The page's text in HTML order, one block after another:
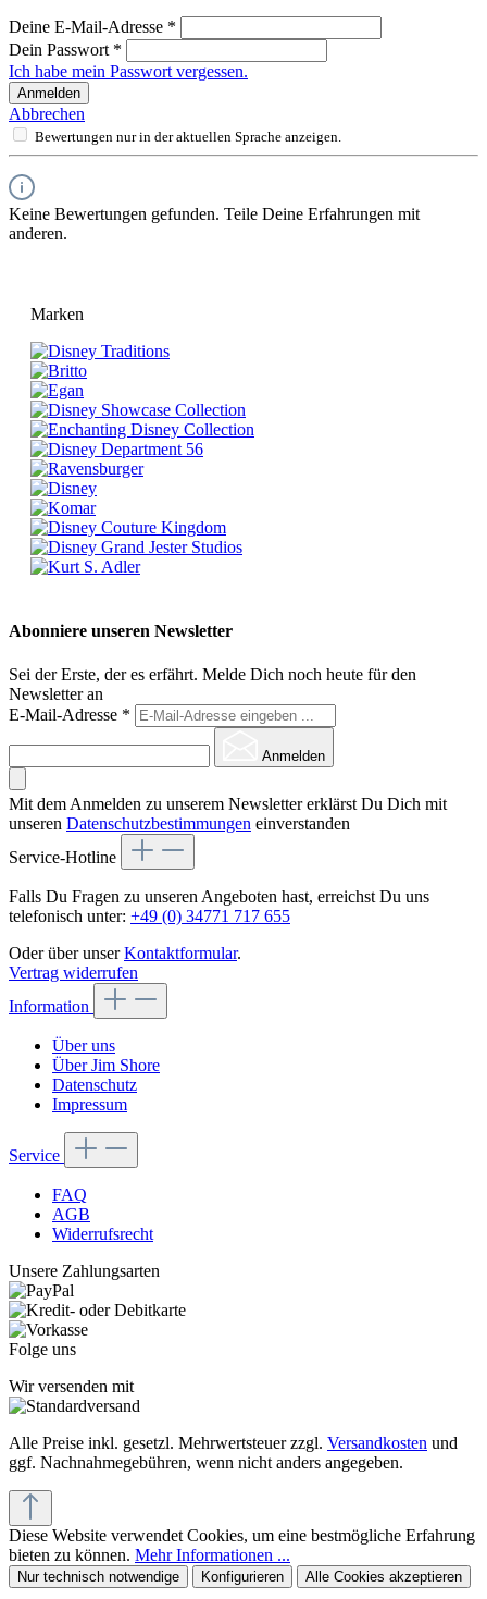
Deine E-Mail-Adresse *
Dein Passwort *
Ich habe mein Passwort vergessen.
Anmelden
Abbrechen
Bewertungen nur in der aktuellen Sprache anzeigen.
Keine Bewertungen gefunden. Teile Deine Erfahrungen mit
anderen.
Marken
Abonniere unseren Newsletter
Sei der Erste, der es erfährt. Melde Dich noch heute für den
Newsletter an
E-Mail-Adresse *
Anmelden
Mit dem Anmelden zu unserem Newsletter erklärst Du Dich mit
unseren Datenschutzbestimmungen einverstanden
Service-Hotline
Falls Du Fragen zu unseren Angeboten hast, erreichst Du uns
telefonisch unter: +49 (0) 34771 717 655
Oder über unserKontaktformular.
Vertrag widerrufen
Information
Über uns
Über Jim Shore
Datenschutz
Impressum
Service
FAQ
AGB
Widerrufsrecht
Unsere Zahlungsarten
Folge uns
Wir versenden mit
Alle Preise inkl. gesetzl. Mehrwertsteuer zzgl. Versandkosten und
ggf. Nachnahmegebühren, wenn nicht anders angegeben.
Diese Website verwendet Cookies, um eine bestmögliche Erfahrung
bieten zu können. Mehr Informationen ...
Nur technisch notwendige Konfigurieren Alle Cookies akzeptieren